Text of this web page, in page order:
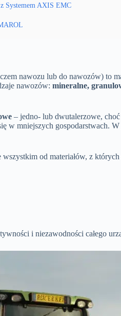
Systemem AXIS EMC
nawozu lub do nawozów) to
nawozów: mineralne,
– jedno- lub dwutalerzowe,
w mniejszych gospodarstwach.
wszystkim od materiałów, z
i niezawodności całego